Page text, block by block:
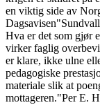
en viktig side av
Hva er det som gjør
virker faglig
er klare, ikke ulne
pedagogiske
materiale slik at
mottageren."Per E.